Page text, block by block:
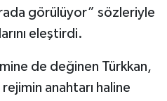
görülüyor” sözleriyle
eleştirdi.
de değinen Türkkan,
anahtarı haline